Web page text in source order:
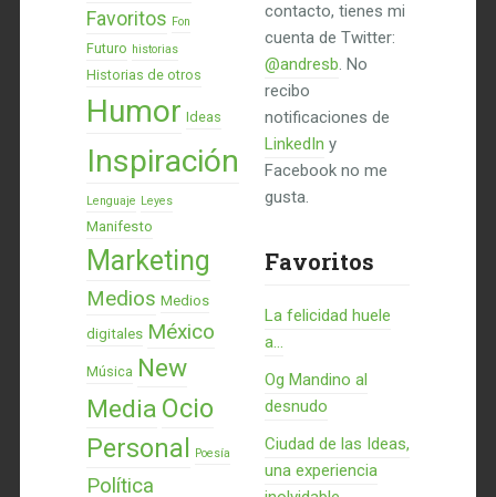
Favoritos Fon
Futuro historias
Historias de otros
Humor Ideas
Inspiración
Lenguaje Leyes
Manifesto
Marketing
Medios Medios
digitales México
Música New
Media Ocio
Personal Poesía
Política
contacto, tienes mi
cuenta de Twitter:
@andresb. No
recibo
notificaciones de
LinkedIn y
Facebook no me
gusta.
Favoritos
La felicidad huele
a...
Og Mandino al
desnudo
Ciudad de las Ideas,
una experiencia